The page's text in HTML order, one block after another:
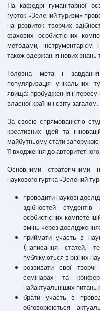
На кафедрі гуманітарної
гурток «Зелений туризм»
на розвиток творчих
фахових особистісних
методами, інструментарієм
також одержання нових знань
Головна мета і завдання
популяризація унікальних
явища; пробудження інтересу
власної країни і світу загалом.
За своєю спрямованістю
креативних ідей та
майбутньому стати
її входження до
Основними стратегічними
наукового гуртка «Зелений
проводити наукові
здібностей
особистісних
вмінь через дослідження;
приймати участь в
(написання статей,
публікуються в різних
розвивати свої
семінарах та
найактуальніших питань
брати участь в
обговорюються